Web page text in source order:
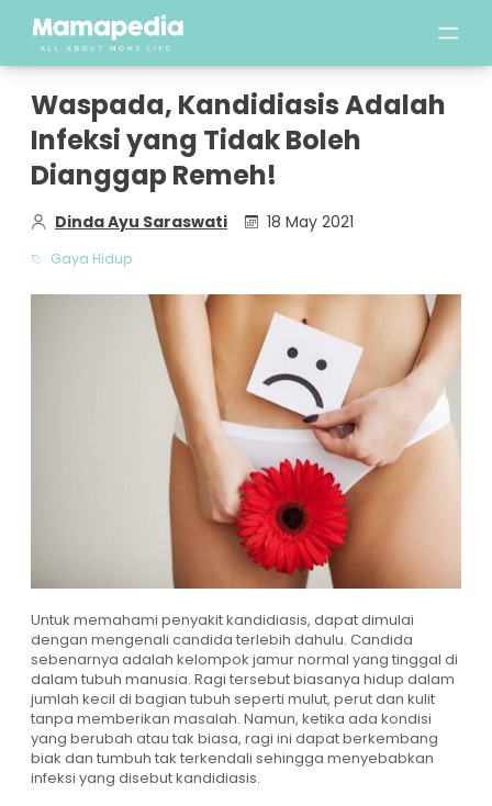
Waspada, Kandidiasis Adalah
Infeksi yang Tidak Boleh
Dianggap Remeh!
Dinda Ayu Saraswati 18 May 2021
Gaya Hidup
Untuk memahami penyakit kandidiasis, dapat dimulai
dengan mengenali candida terlebih dahulu. Candida
sebenarnya adalah kelompok jamur normal yang tinggal di
dalam tubuh manusia. Ragi tersebut biasanya hidup dalam
jumlah kecil di bagian tubuh seperti mulut, perut dan kulit
tanpa memberikan masalah. Namun, ketika ada kondisi
yang berubah atau tak biasa, ragi ini dapat berkembang
biak dan tumbuh tak terkendali sehingga menyebabkan
infeksi yang disebut kandidiasis.